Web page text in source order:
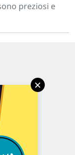
preziosi e
×